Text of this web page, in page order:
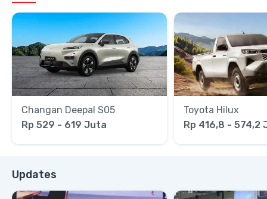
Changan Deepal S05
Rp 529 - 619 Juta
Toyota Hilux
Rp 416,8 - 574,2
Updates